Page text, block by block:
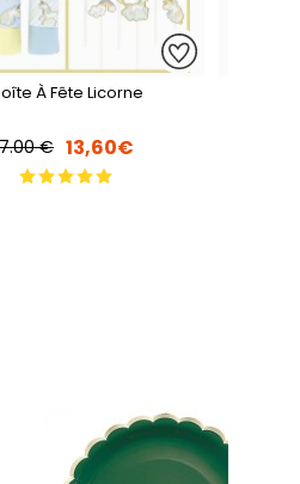
À Fête Licorne
€ 13,60€